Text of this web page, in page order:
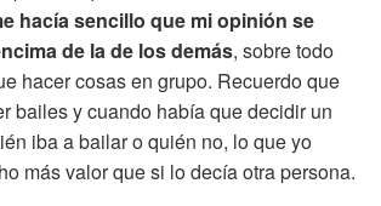
hacía sencillo que mi opinión se
de la de los demás, sobre todo
hacer cosas en grupo. Recuerdo que
bailes y cuando había que decidir un
iba a bailar o quién no, lo que yo
más valor que si lo decía otra persona.